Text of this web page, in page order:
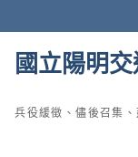
to
國立陽明
兵役緩徵、儘後召集